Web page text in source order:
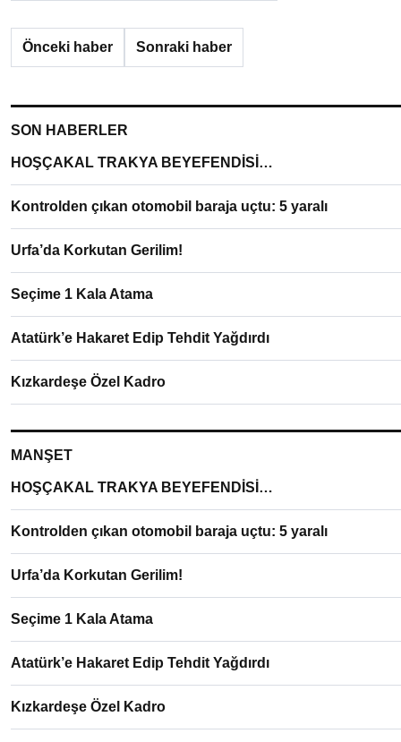
Önceki haber Sonraki haber
SON HABERLER
HOŞÇAKAL TRAKYA BEYEFENDİSİ…
Kontrolden çıkan otomobil baraja uçtu: 5 yaralı
Urfa’da Korkutan Gerilim!
Seçime 1 Kala Atama
Atatürk’e Hakaret Edip Tehdit Yağdırdı
Kızkardeşe Özel Kadro
MANŞET
HOŞÇAKAL TRAKYA BEYEFENDİSİ…
Kontrolden çıkan otomobil baraja uçtu: 5 yaralı
Urfa’da Korkutan Gerilim!
Seçime 1 Kala Atama
Atatürk’e Hakaret Edip Tehdit Yağdırdı
Kızkardeşe Özel Kadro